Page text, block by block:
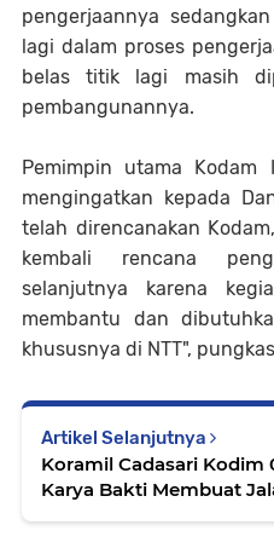
pengerjaannya
lagi dalam proses
belas titik lagi masih
pembangunannya.
Pemimpin utama Kodam
mengingatkan kepada
telah direncanakan
kembali rencana
selanjutnya karena
membantu dan
khususnya di NTT",
Artikel Selanjutnya
Koramil Cadasari Kodim
Karya Bakti Membuat